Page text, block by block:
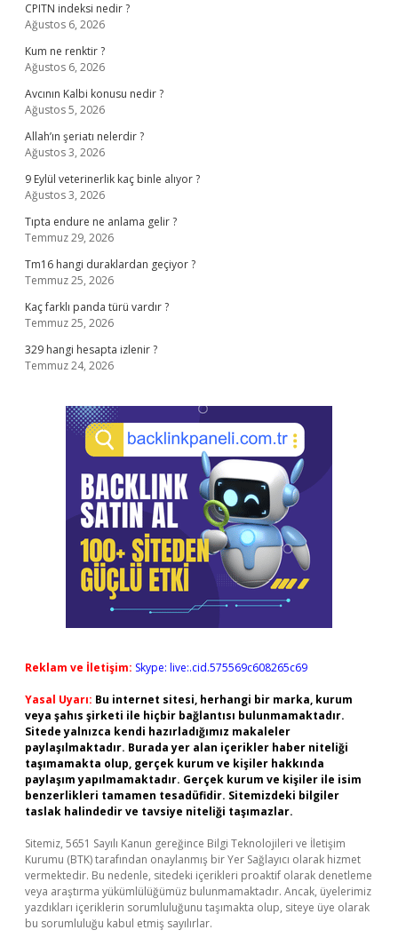
CPITN indeksi nedir ?
Ağustos 6, 2026
Kum ne renktir ?
Ağustos 6, 2026
Avcının Kalbi konusu nedir ?
Ağustos 5, 2026
Allah’ın şeriatı nelerdir ?
Ağustos 3, 2026
9 Eylül veterinerlik kaç binle alıyor ?
Ağustos 3, 2026
Tıpta endure ne anlama gelir ?
Temmuz 29, 2026
Tm16 hangi duraklardan geçiyor ?
Temmuz 25, 2026
Kaç farklı panda türü vardır ?
Temmuz 25, 2026
329 hangi hesapta izlenir ?
Temmuz 24, 2026
Reklam ve İletişim: Skype: live:.cid.575569c608265c69
Yasal Uyarı: Bu internet sitesi, herhangi bir marka, kurum
veya şahıs şirketi ile hiçbir bağlantısı bulunmamaktadır.
Sitede yalnızca kendi hazırladığımız makaleler
paylaşılmaktadır. Burada yer alan içerikler haber niteliği
taşımamakta olup, gerçek kurum ve kişiler hakkında
paylaşım yapılmamaktadır. Gerçek kurum ve kişiler ile isim
benzerlikleri tamamen tesadüfidir. Sitemizdeki bilgiler
taslak halindedir ve tavsiye niteliği taşımazlar.
Sitemiz, 5651 Sayılı Kanun gereğince Bilgi Teknolojileri ve İletişim
Kurumu (BTK) tarafından onaylanmış bir Yer Sağlayıcı olarak hizmet
vermektedir. Bu nedenle, sitedeki içerikleri proaktif olarak denetleme
veya araştırma yükümlülüğümüz bulunmamaktadır. Ancak, üyelerimiz
yazdıkları içeriklerin sorumluluğunu taşımakta olup, siteye üye olarak
bu sorumluluğu kabul etmiş sayılırlar.